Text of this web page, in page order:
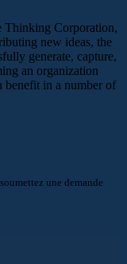
Thinking Corporation,
new ideas, the
generate, capture,
an organization
benefit in a number of
une demande